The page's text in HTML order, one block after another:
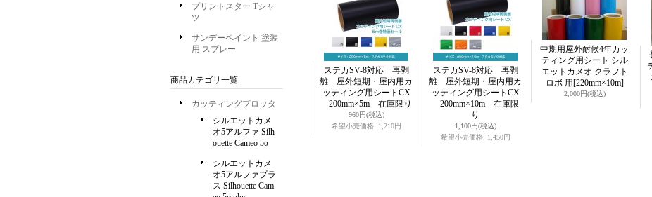
プリントスター Tシャ
ツ
サンデーペイント 塗装
用 スプレー
商品カテゴリ一覧
カッティングプロッタ
シルエットカメ
オ5アルファ Silh
ouette Cameo 5α
シルエットカメ
オ5アルファプラ
ス Silhouette Cam
ステカSV-8対応 再剥
離 屋外短期・屋内用カ
ッティング用シートCX
200mm×5m 在庫限り
960円(税込)
希望小売価格: 1,210円
ステカSV-8対応 再剥
離 屋外短期・屋内用カ
ッティング用シートCX
200mm×10m 在庫限
り
1,100円(税込)
希望小売価格: 1,450円
中期用屋外耐候4年カッ
ティング用シート シル
エットカメオ クラフト
ロボ 用 [220mm×10m]
2,000円(税込)